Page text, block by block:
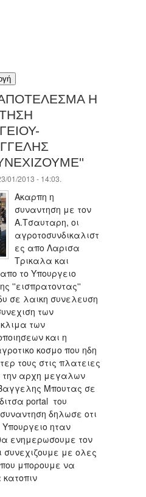
Η
01/2013 - 14:03.
Ακαρπη η
συναντηση με τον
Α.Τσαυταρη, οι
αγροτοσυνδικαλιστ
ες απο Λαρισα
Τρικαλα και
το Υπουργειο
''εισπρατοντας''
σε λαικη συνελευση
των
των
και η
κοσμο που ηδη
τους στις πλατειες
την αρχη μεγαλων
Μπουτας σε
portal του
δηλωσε οτι
ηταν
ενημερωσουμε τον
συνεχιζουμε με ολες
μπορουμε να